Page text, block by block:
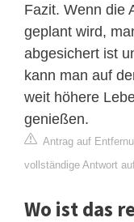
Fazit. Wenn die
geplant wird,
abgesichert ist
kann man auf
weit höhere
genießen.
Antrag auf
vollständige Antwort
Wo ist das